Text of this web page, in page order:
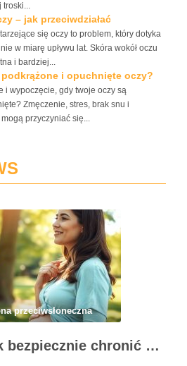
troski...
– jak przeciwdziałać
się oczy to problem, który dotyka
w miarę upływu lat. Skóra wokół oczu
i bardziej...
i opuchnięte oczy?
i wypoczęcie, gdy twoje oczy są
Zmęczenie, stres, brak snu i
przyczyniać się...
przeciwsłoneczna
SPF w ciąży: jak bezpiecznie chronić skórę przed przebarwieniami i promieniowaniem UV